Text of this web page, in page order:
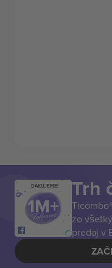
Trh
zo
predaj v